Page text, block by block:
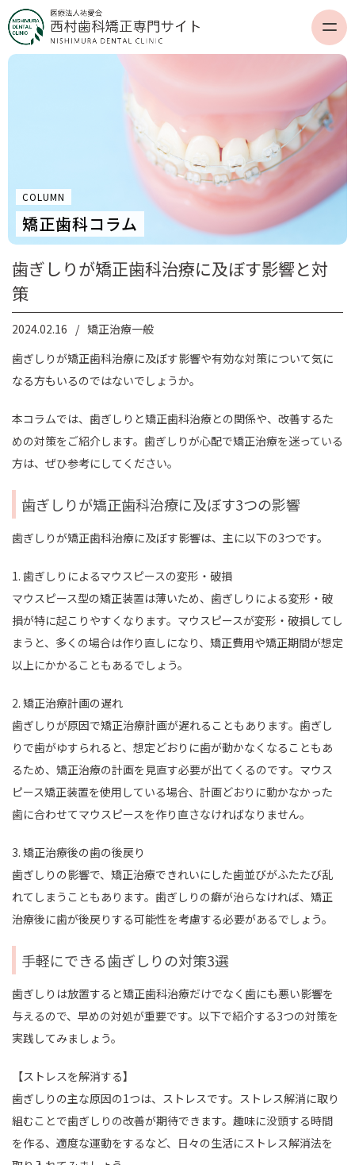
COLUMN
矯正歯科コラム
歯ぎしりが矯正歯科治療に及ぼす影響と対
策
2024.02.16
矯正治療一般
歯ぎしりが矯正歯科治療に及ぼす影響や有効な対策について気に
なる方もいるのではないでしょうか。
本コラムでは、歯ぎしりと矯正歯科治療との関係や、改善するた
めの対策をご紹介します。歯ぎしりが心配で矯正治療を迷っている
方は、ぜひ参考にしてください。
歯ぎしりが矯正歯科治療に及ぼす3つの影響
歯ぎしりが矯正歯科治療に及ぼす影響は、主に以下の3つです。
1. 歯ぎしりによるマウスピースの変形・破損
マウスピース型の矯正装置は薄いため、歯ぎしりによる変形・破
損が特に起こりやすくなります。マウスピースが変形・破損してし
まうと、多くの場合は作り直しになり、矯正費用や矯正期間が想定
以上にかかることもあるでしょう。
2. 矯正治療計画の遅れ
歯ぎしりが原因で矯正治療計画が遅れることもあります。歯ぎし
りで歯がゆすられると、想定どおりに歯が動かなくなることもあ
るため、矯正治療の計画を見直す必要が出てくるのです。マウス
ピース矯正装置を使用している場合、計画どおりに動かなかった
歯に合わせてマウスピースを作り直さなければなりません。
3. 矯正治療後の歯の後戻り
歯ぎしりの影響で、矯正治療できれいにした歯並びがふたたび乱
れてしまうこともあります。歯ぎしりの癖が治らなければ、矯正
治療後に歯が後戻りする可能性を考慮する必要があるでしょう。
手軽にできる歯ぎしりの対策3選
歯ぎしりは放置すると矯正歯科治療だけでなく歯にも悪い影響を
与えるので、早めの対処が重要です。以下で紹介する3つの対策を
実践してみましょう。
【ストレスを解消する】
歯ぎしりの主な原因の1つは、ストレスです。ストレス解消に取り
組むことで歯ぎしりの改善が期待できます。趣味に没頭する時間
を作る、適度な運動をするなど、日々の生活にストレス解消法を